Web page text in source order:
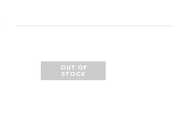
OUT OF
STOCK